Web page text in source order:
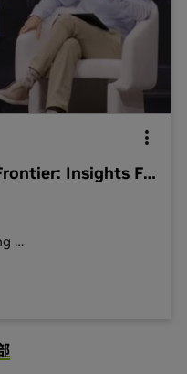
Advancing to AI's Next Frontier: Insights From Jeff Dean and Bill Dally
…